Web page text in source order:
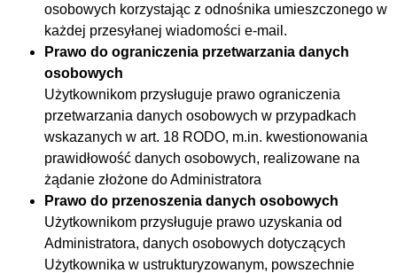
osobowych korzystając z odnośnika umieszczonego w
każdej przesyłanej wiadomości e-mail.
Prawo do ograniczenia przetwarzania danych
osobowych
Użytkownikom przysługuje prawo ograniczenia
przetwarzania danych osobowych w przypadkach
wskazanych w art. 18 RODO, m.in. kwestionowania
prawidłowość danych osobowych, realizowane na
żądanie złożone do Administratora
Prawo do przenoszenia danych osobowych
Użytkownikom przysługuje prawo uzyskania od
Administratora, danych osobowych dotyczących
Użytkownika w ustrukturyzowanym, powszechnie